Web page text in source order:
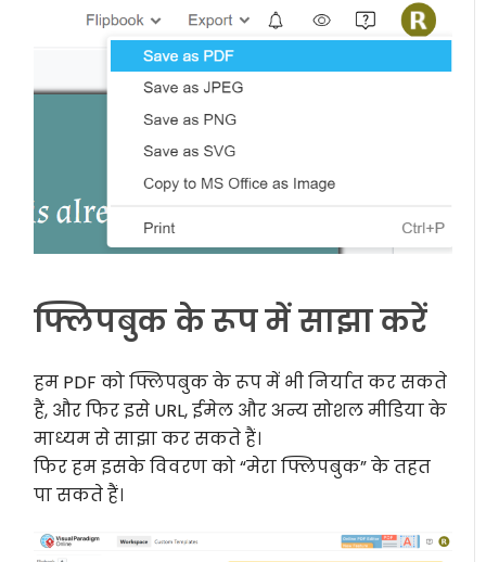
फ्लिपबुक के रूप में साझा करें
हम PDF को फ्लिपबुक के रूप में भी निर्यात कर सकते
हैं, और फिर इसे URL, ईमेल और अन्य सोशल मीडिया के
माध्यम से साझा कर सकते हैं।
फिर हम इसके विवरण को “मेरा फ्लिपबुक” के तहत
पा सकते हैं।